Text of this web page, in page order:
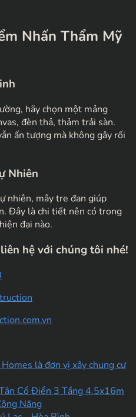
Nhấn Thẩm Mỹ
hãy chọn một mảng
đèn thả, thảm trải sàn.
ấn tượng mà không gây rối
Nhiên
nhiên, mây tre đan giúp
Đây là chi tiết nên có trong
đại nào.
hệ với chúng tôi nhé!
là đơn vị xây chung cư
Cổ Điển 3 Tầng 4.5x16m
Năng